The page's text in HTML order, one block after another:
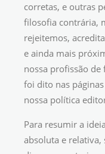
corretas, e outras
filosofia contrária,
rejeitemos,
e ainda mais
nossa profissão de
foi dito nas
nossa política
Para resumir a
absoluta e